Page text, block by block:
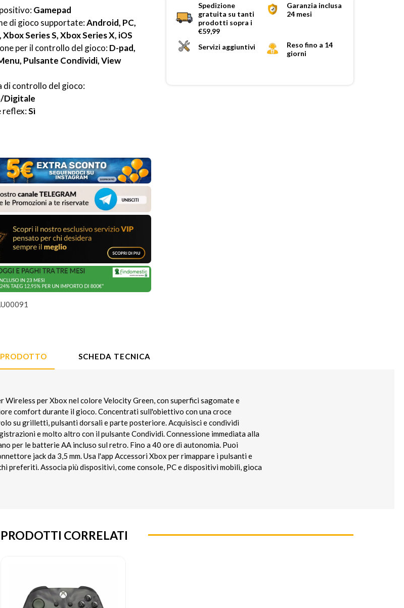
Gamepad
di gioco supportate: Android, PC,
Series S, Xbox Series X, iOS
per il controllo del gioco: D-pad,
Pulsante Condividi, View
Digitale
reflex: Sì
Spedizione
gratuita su tanti
prodotti sopra i
€59,99
Garanzia inclusa
24 mesi
Servizi aggiuntivi
Reso fino a 14
giorni
SCHEDA TECNICA
per Xbox nel colore Velocity Green, con superfici sagomate e
comfort durante il gioco. Concentrati sull'obiettivo con una croce
su grilletti, pulsanti dorsali e parte posteriore. Acquisisci e condividi
e molto altro con il pulsante Condividi. Connessione immediata alla
per le batterie AA incluso sul retro. Fino a 40 ore di autonomia. Puoi
jack da 3,5 mm. Usa l'app Accessori Xbox per rimappare i pulsanti e
preferiti. Associa più dispositivi, come console, PC e dispositivi mobili, gioca
PRODOTTI CORRELATI